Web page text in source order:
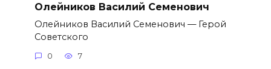
Олейников Василий Семенович
Олейников Василий Семенович — Герой
Советского
0 7